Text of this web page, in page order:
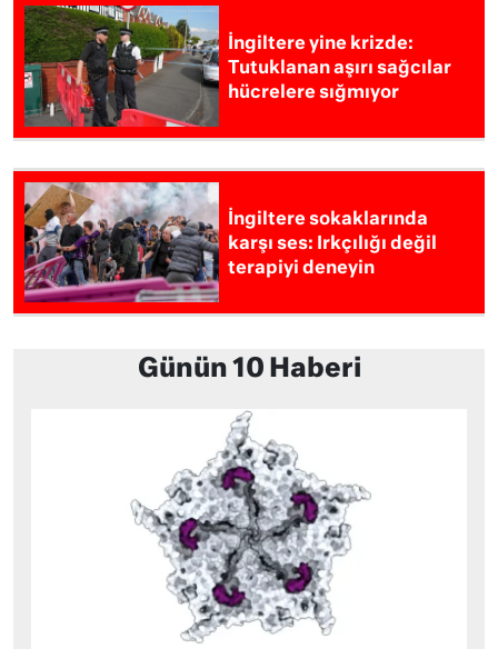
İngiltere yine krizde:
Tutuklanan aşırı sağcılar
hücrelere sığmıyor
İngiltere sokaklarında
karşı ses: Irkçılığı değil
terapiyi deneyin
Günün 10 Haberi